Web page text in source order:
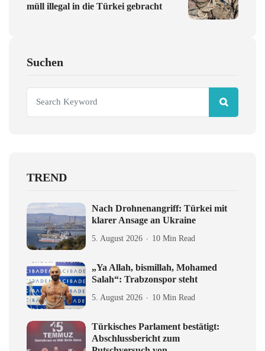
müll illegal in die Türkei gebracht
Suchen
TREND
Nach Drohnenangriff: Türkei mit
klarer Ansage an Ukraine
5. August 2026 10 Min Read
„Ya Allah, bismillah, Mohamed
Salah“: Trabzonspor steht
5. August 2026 10 Min Read
Türkisches Parlament bestätigt:
Abschlussbericht zum